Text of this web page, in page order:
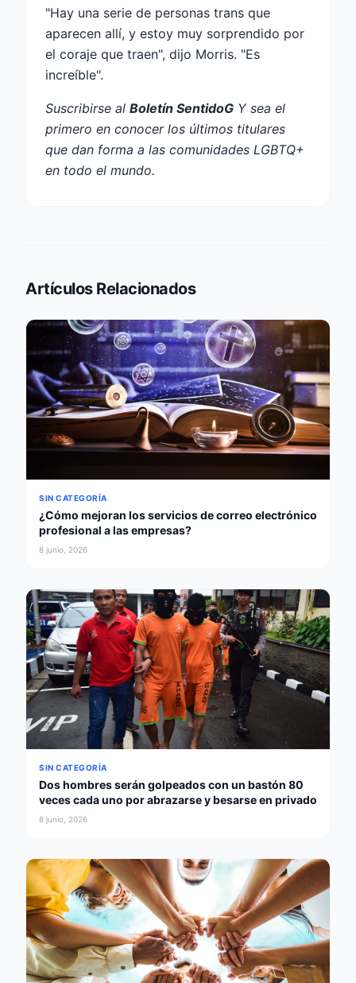
"Hay una serie de personas trans que
aparecen allí, y estoy muy sorprendido por
el coraje que traen", dijo Morris. "Es
increíble".
Suscribirse al Boletín SentidoG Y sea el
primero en conocer los últimos titulares
que dan forma a las comunidades LGBTQ+
en todo el mundo.
Artículos Relacionados
SIN CATEGORÍA
¿Cómo mejoran los servicios de correo electrónico
profesional a las empresas?
8 junio, 2026
SIN CATEGORÍA
Dos hombres serán golpeados con un bastón 80
veces cada uno por abrazarse y besarse en privado
8 junio, 2026